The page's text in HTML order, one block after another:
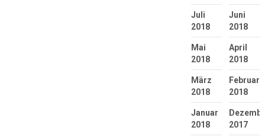
Juli
2018
Juni
2018
Mai
2018
April
2018
März
2018
Februar
2018
Januar
2018
2017